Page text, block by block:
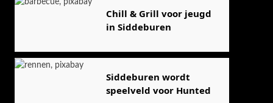
Chill & Grill voor jeugd
in Siddeburen
Siddeburen wordt
speelveld voor Hunted